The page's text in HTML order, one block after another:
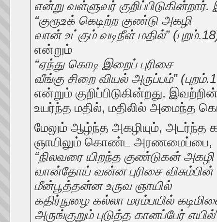
என்று வள்ளுவர்
“குரூஉக் கெடிற்ற குண்டு அகழி
வான் உட்கும் வடிநீள் மதில்”
என்றும்
“ஏந்து கொடி இறைப் புரிசை
வீங்கு சிறை வியல் அருப்பம்”
என்றும் குறிப்பிடுகின்றது.
உயர்ந்த மதில், மதிலில் அமைந்த
மேலும் ஆழ்ந்த அகழியும், அடர்ந்த
ஞாயிலும் கொண்ட அரணமைப்பை,
“நிலவரை யிறந்த குண்டுகன் அகழி
வான்தோய் வன்ன புரிசை விசும்பின்
மீன்பூத்தன்ன உருவ ஞாயில்
கதிர்நுழை கல்லா மரம்பயில்
அருங்குறும் புடுத்த கானப்பேர்